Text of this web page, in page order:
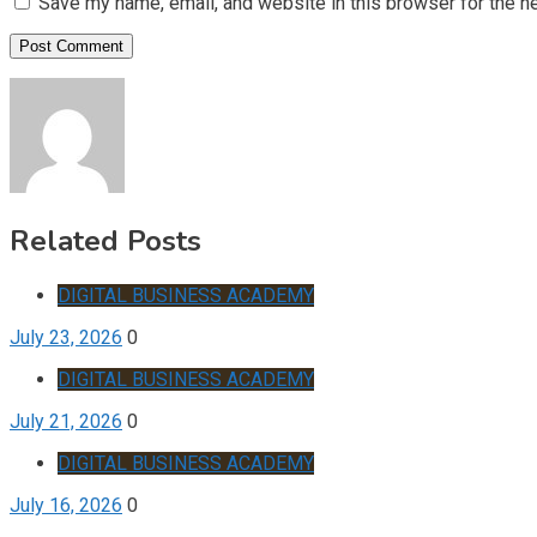
Related Posts
DIGITAL BUSINESS ACADEMY
July 23, 2026 0
DIGITAL BUSINESS ACADEMY
July 21, 2026 0
DIGITAL BUSINESS ACADEMY
July 16, 2026 0